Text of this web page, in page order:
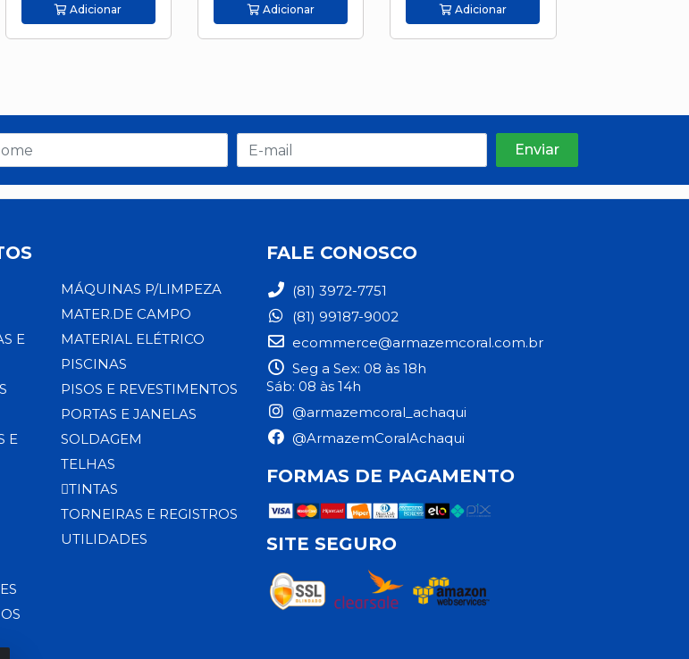
Adicionar Adicionar Adicionar
E
E
MÁQUINAS P/LIMPEZA
MATER.DE CAMPO
MATERIAL ELÉTRICO
PISCINAS
PISOS E REVESTIMENTOS
PORTAS E JANELAS
SOLDAGEM
TELHAS
TINTAS
TORNEIRAS E REGISTROS
UTILIDADES
FALE CONOSCO
(81) 3972-7751
(81) 99187-9002
ecommerce@armazemcoral.com.br
Seg a Sex: 08 às 18h
Sáb: 08 às 14h
@armazemcoral_achaqui
@ArmazemCoralAchaqui
FORMAS DE PAGAMENTO
SITE SEGURO